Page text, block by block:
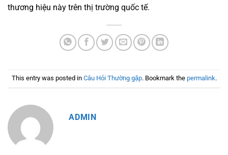
thương hiệu này trên thị trường quốc tế.
This entry was posted in Câu Hỏi Thường gặp. Bookmark the permalink.
ADMIN